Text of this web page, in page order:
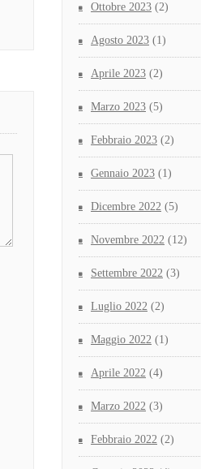
Ottobre 2023 (2)
Agosto 2023 (1)
Aprile 2023 (2)
Marzo 2023 (5)
Febbraio 2023 (2)
Gennaio 2023 (1)
Dicembre 2022 (5)
Novembre 2022 (12)
Settembre 2022 (3)
Luglio 2022 (2)
Maggio 2022 (1)
Aprile 2022 (4)
Marzo 2022 (3)
Febbraio 2022 (2)